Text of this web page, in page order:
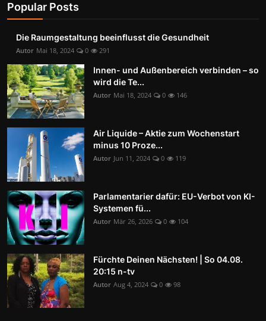
Popular Posts
Die Raumgestaltung beeinflusst die Gesundheit
Autor Mai 18, 2024 0 291
Innen- und Außenbereich verbinden – so
wird die Te...
Autor Mai 18, 2024 0 146
Air Liquide – Aktie zum Wochenstart
minus 10 Proze...
Autor Jun 11, 2024 0 119
Parlamentarier dafür: EU-Verbot von KI-
Systemen fü...
Autor Mär 26, 2026 0 104
Fürchte Deinen Nächsten! | So 04.08.
20:15 n-tv
Autor Aug 4, 2024 0 98